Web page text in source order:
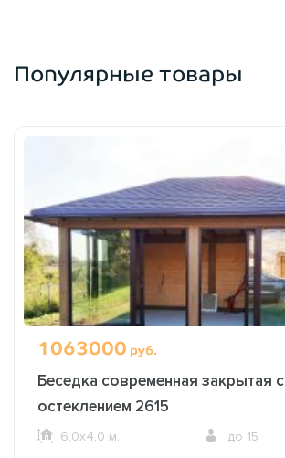
Популярные товары
1063000 руб.
Беседка современная закрытая с
остеклением 2615
6,0х4,0 м. до 15